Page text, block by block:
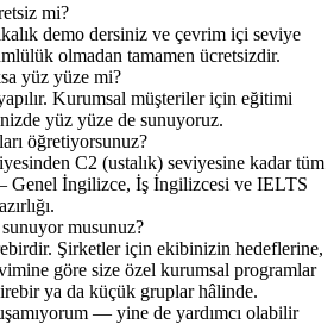
mi?
demo dersiniz ve çevrim içi seviye
olmadan tamamen ücretsizdir.
yüz yüze mi?
Kurumsal müşteriler için eğitimi
yüz yüze de sunuyoruz.
öğretiyorsunuz?
C2 (ustalık) seviyesine kadar tüm
İngilizce, İş İngilizcesi ve IELTS
musunuz?
Şirketler için ekibinizin hedeflerine,
göre size özel kurumsal programlar
ya da küçük gruplar hâlinde.
— yine de yardımcı olabilir